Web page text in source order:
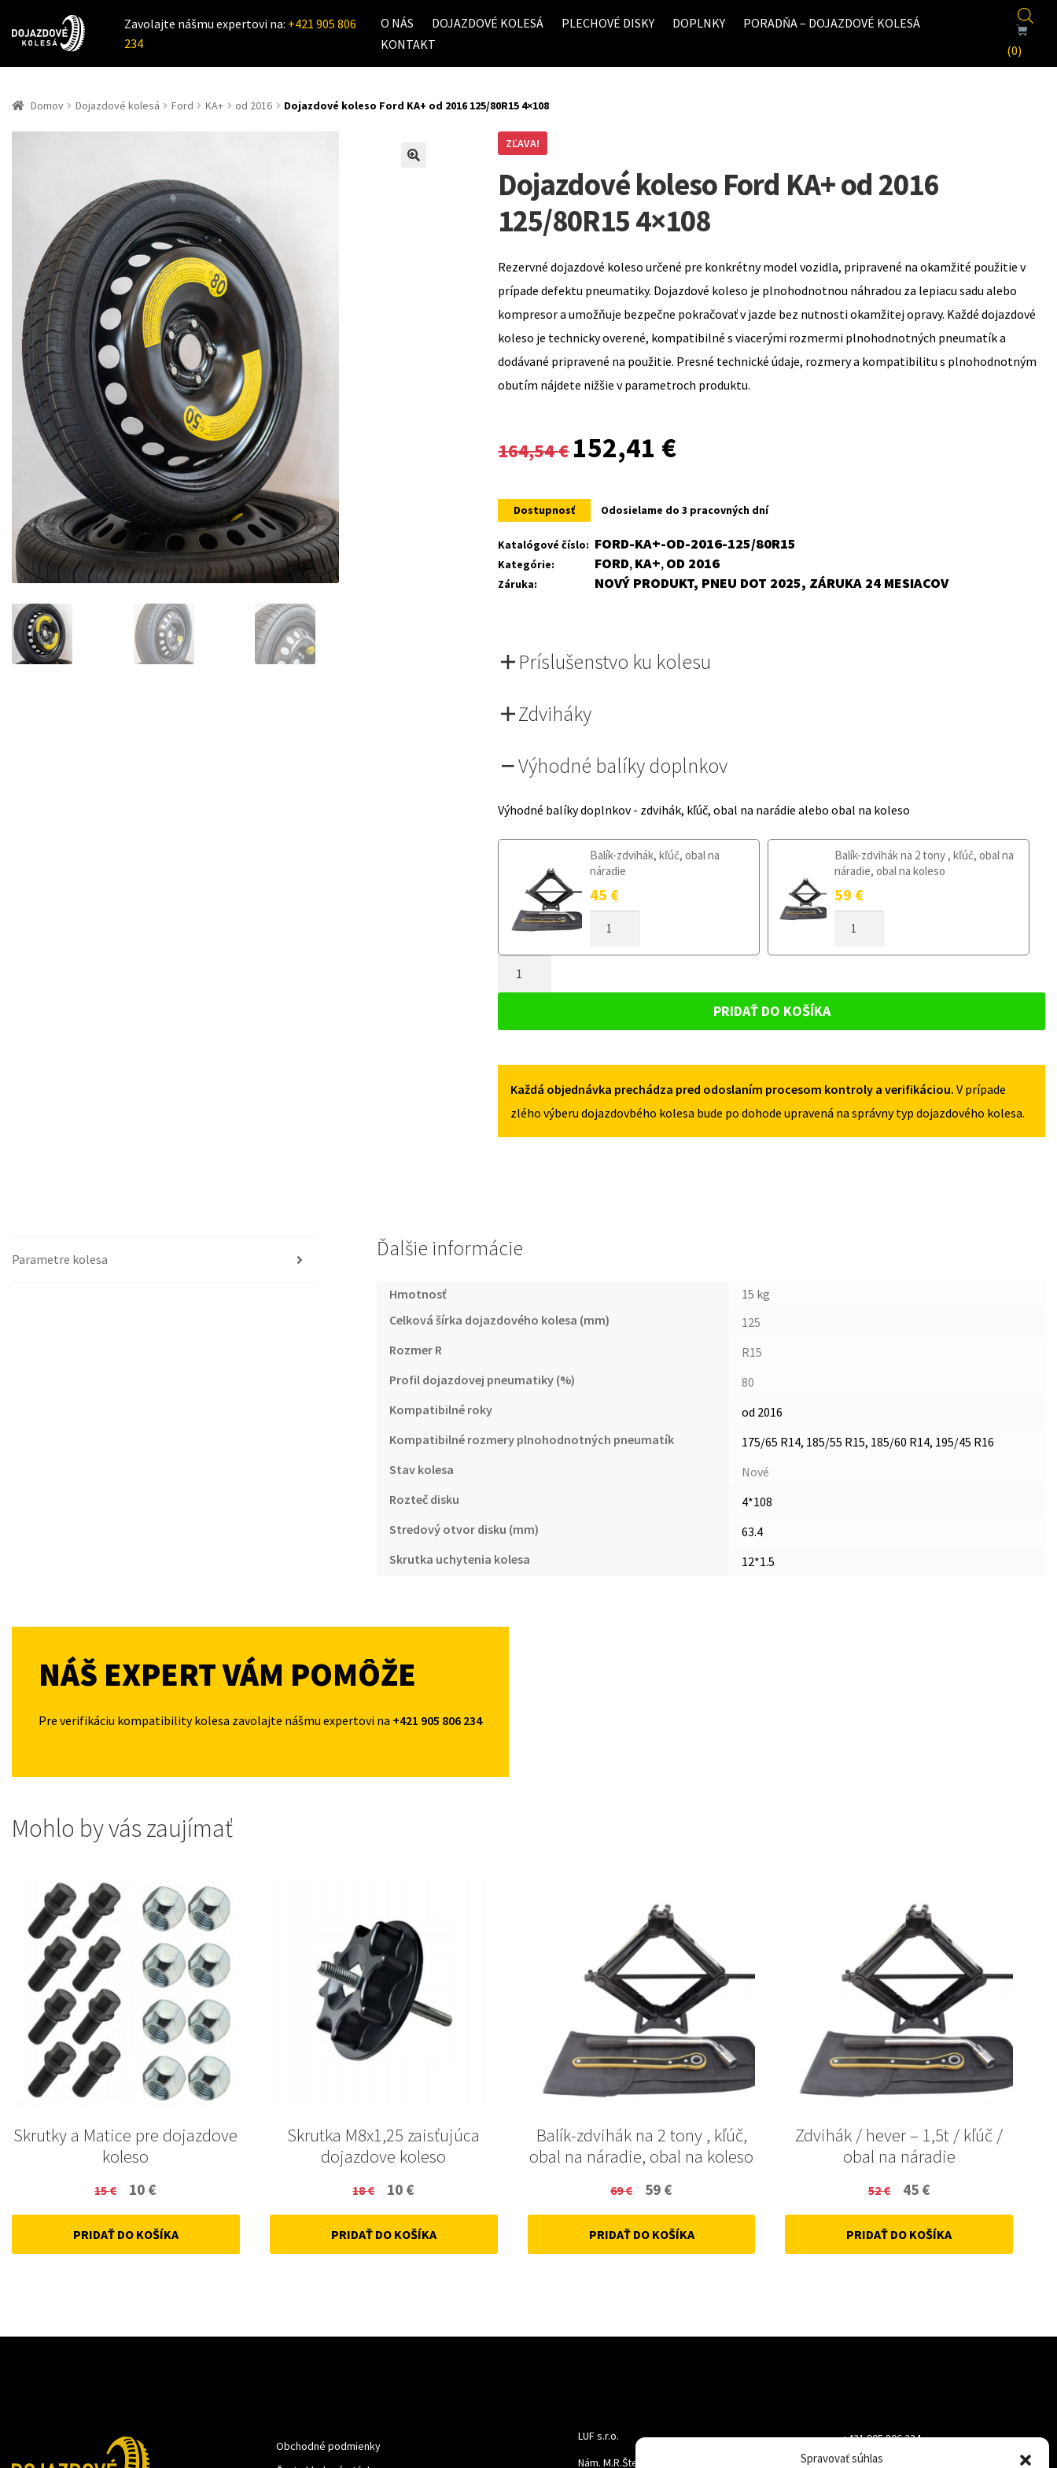
Spravovať súhlas
Zavolajte nášmu expertovi na: +421 905 806
234
O NÁS DOJAZDOVÉ KOLESÁ PLECHOVÉ DISKY DOPLNKY
PORADŇA – DOJAZDOVÉ KOLESÁ
KONTAKT
(0)
Domov Dojazdové kolesá Ford KA+ od 2016 Dojazdové koleso Ford KA+ od 2016 125/80R15 4×108
ZĽAVA!
Dojazdové koleso Ford KA+ od 2016
125/80R15 4×108
Rezervné dojazdové koleso určené pre konkrétny model vozidla, pripravené na okamžité použitie v
prípade defektu pneumatiky. Dojazdové koleso je plnohodnotnou náhradou za lepiacu sadu alebo
kompresor a umožňuje bezpečne pokračovať v jazde bez nutnosti okamžitej opravy. Každé dojazdové
koleso je technicky overené, kompatibilné s viacerými rozmermi plnohodnotných pneumatík a
dodávané pripravené na použitie. Presné technické údaje, rozmery a kompatibilitu s plnohodnotným
obutím nájdete nižšie v parametroch produktu.
164,54€
Original
was:
164,54 €.
152,41 €
is:
152,41 €.
Dostupnosť Odosielame do 3 pracovných dní
Katalógové číslo: FORD-KA+-OD-2016-125/80R15
Kategórie: FORD, KA+, OD 2016
Záruka: NOVÝ PRODUKT, PNEU DOT 2025, ZÁRUKA 24 MESIACOV
Príslušenstvo ku kolesu
Zdviháky
Výhodné balíky doplnkov
Výhodné balíky doplnkov - zdvihák, kľúč, obal na narádie alebo obal na koleso
Balík-zdvihák, kľúč, obal na
náradie
45 €
DOJAZDOVÉ
OD
125/80R15
Balík-zdvihák na 2 tony , kľúč, obal na
náradie, obal na koleso
59 €
DOJAZDOVÉ
OD
125/80R15
OD
2016
4X108
PRIDAŤ DO KOŠÍKA
Každá objednávka prechádza pred odoslaním procesom kontroly a verifikáciou. V prípade
zlého výberu dojazdovbého kolesa bude po dohode upravená na správny typ dojazdového kolesa.
Parametre kolesa Ďalšie informácie
Hmotnosť
15 kg
Celková šírka dojazdového kolesa (mm)
125
Rozmer R
R15
Profil dojazdovej pneumatiky (%)
80
Kompatibilné roky
od 2016
Kompatibilné rozmery plnohodnotných pneumatík
175/65 R14, 185/55 R15, 185/60 R14, 195/45 R16
Stav kolesa
Nové
Rozteč disku
4*108
Stredový otvor disku (mm)
63.4
Skrutka uchytenia kolesa
12*1.5
NÁŠ EXPERT VÁM POMÔŽE
Pre verifikáciu kompatibility kolesa zavolajte nášmu expertovi na +421 905 806 234
Mohlo by vás zaujímať
Skrutky a Matice pre dojazdove
koleso
15€
Original
price
was:
10 €
price
is:
PRIDAŤ DO KOŠÍKA
Skrutka M8x1,25 zaisťujúca
dojazdove koleso
18€
Original
price
was:
10 €
price
is:
PRIDAŤ DO KOŠÍKA
Balík-zdvihák na 2 tony , kľúč,
obal na náradie, obal na koleso
69€
Original
price
was:
59 €Current
price
is:
PRIDAŤ DO KOŠÍKA
Zdvihák / hever – 1,5t / kľúč /
obal na náradie
52€
Original
price
was:
45 €Current
price
is:
PRIDAŤ DO KOŠÍKA
Obchodné podmienky
LUF s.r.o.
Nám. M.R.Štefanika 518,
+421 905 806 234
info@dojazdovekolesa.com